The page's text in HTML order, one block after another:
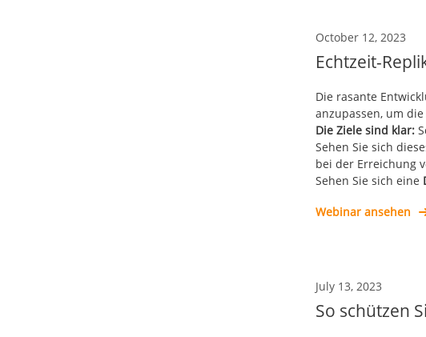
October 12, 2023
Echtzeit-
Die rasante
anzupassen, um
Die Ziele sind klar:
Sehen Sie sich
bei der Erreichung
Sehen Sie sich eine
Webinar ansehen
July 13, 2023
So schützen